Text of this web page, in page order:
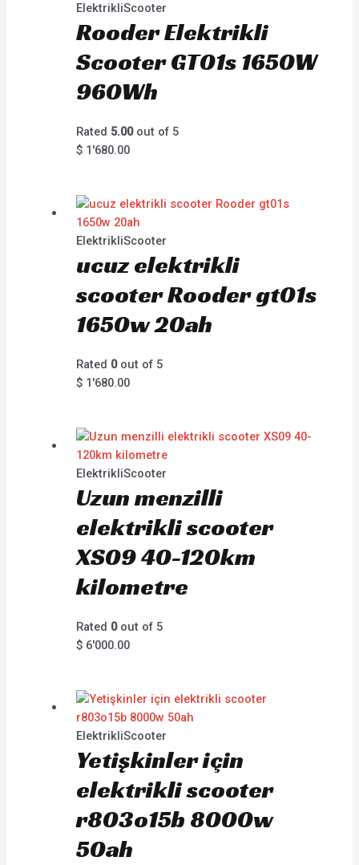
ElektrikliScooter
Rooder Elektrikli
Scooter GT01s 1650W
960Wh
Rated 5.00out of 5
$ 1'680.00
ElektrikliScooter
ucuz elektrikli
scooter Rooder gt01s
1650w 20ah
Rated 0out of 5
$ 1'680.00
ElektrikliScooter
Uzun menzilli
elektrikli scooter
XS09 40-120km
kilometre
Rated 0out of 5
$ 6'000.00
ElektrikliScooter
Yetişkinler için
elektrikli scooter
r803o15b 8000w
50ah